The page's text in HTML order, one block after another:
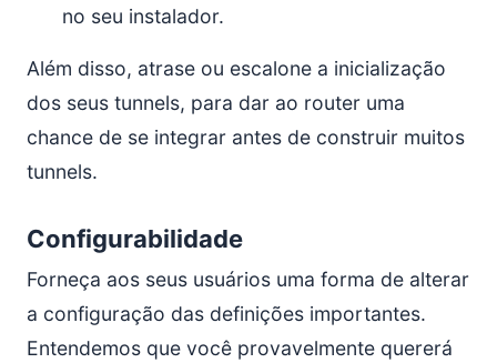
no seu instalador.
Além disso, atrase ou escalone a inicialização
dos seus tunnels, para dar ao router uma
chance de se integrar antes de construir muitos
tunnels.
Configurabilidade
Forneça aos seus usuários uma forma de alterar
a configuração das definições importantes.
Entendemos que você provavelmente quererá